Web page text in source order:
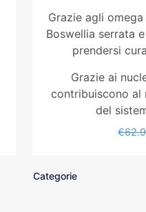
Grazie agli
Boswellia serrata
prendersi
Grazie ai
contribuiscono al
del
€
Categorie